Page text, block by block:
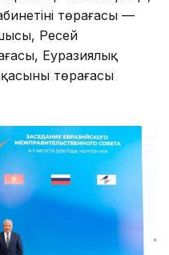
төрағасы —
Ресей
Еуразиялық
төрағасы